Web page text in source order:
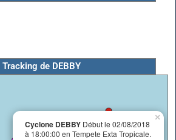
Tracking de DEBBY
Cyclone DEBBY Début le 02/08/2018
à 18:00:00 en Tempete Exta Tropicale.
×